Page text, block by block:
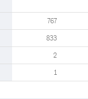
767
833
2
1